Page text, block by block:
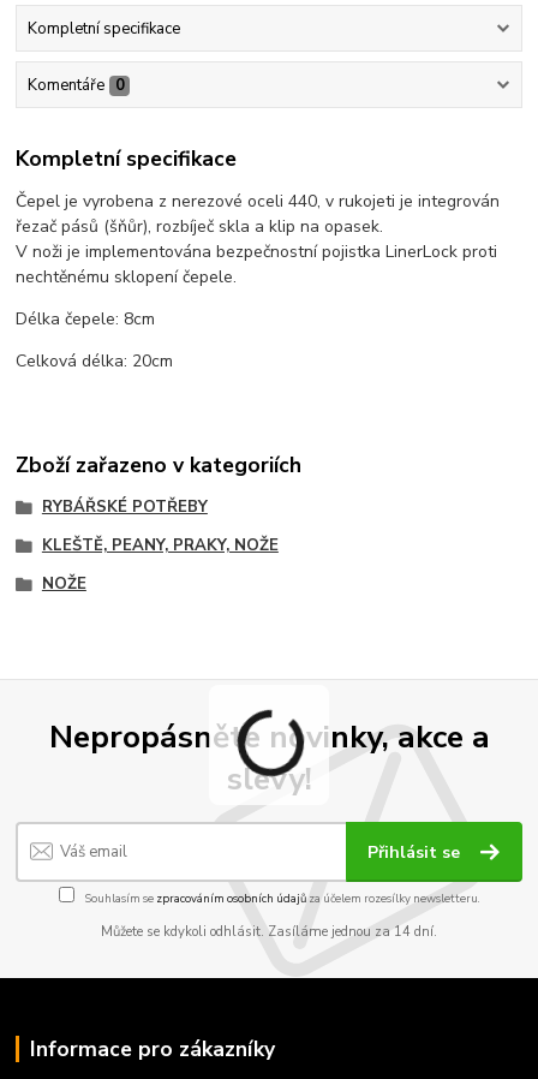
Kompletní specifikace
Komentáře 0
Kompletní specifikace
Čepel je vyrobena z nerezové oceli 440, v rukojeti je integrován
řezač pásů (šňůr), rozbíječ skla a klip na opasek.
V noži je implementována bezpečnostní pojistka LinerLock proti
nechtěnému sklopení čepele.
Délka čepele: 8cm
Celková délka: 20cm
Zboží zařazeno v kategoriích
RYBÁŘSKÉ POTŘEBY
KLEŠTĚ, PEANY, PRAKY, NOŽE
NOŽE
Nepropásněte novinky, akce a
slevy!
Přihlásit se
Souhlasím se zpracováním osobních údajůza účelem rozesílky newsletteru.
Můžete se kdykoli odhlásit. Zasíláme jednou za 14 dní.
Informace pro zákazníky